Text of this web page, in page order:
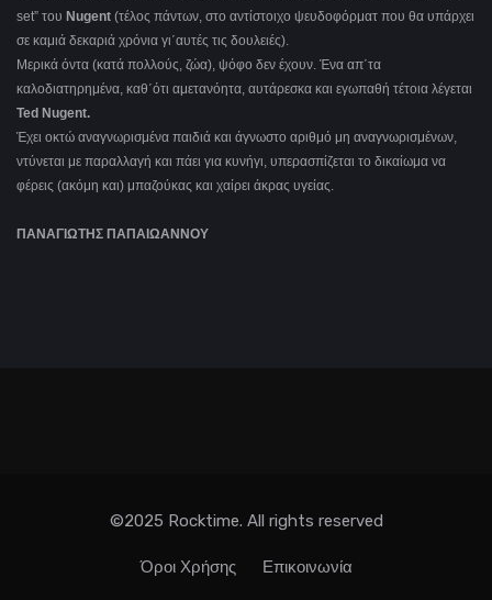
set” του Nugent (τέλος πάντων, στο αντίστοιχο ψευδοφόρματ που θα υπάρχει
σε καμιά δεκαριά χρόνια γι΄αυτές τις δουλειές).
Μερικά όντα (κατά πολλούς, ζώα), ψόφο δεν έχουν. Ένα απ΄τα
καλοδιατηρημένα, καθ΄ότι αμετανόητα, αυτάρεσκα και εγωπαθή τέτοια λέγεται
Ted Nugent.
Έχει οκτώ αναγνωρισμένα παιδιά και άγνωστο αριθμό μη αναγνωρισμένων,
ντύνεται με παραλλαγή και πάει για κυνήγι, υπερασπίζεται το δικαίωμα να
φέρεις (ακόμη και) μπαζούκας και χαίρει άκρας υγείας.
ΠΑΝΑΓΙΩΤΗΣ ΠΑΠΑΙΩΑΝΝΟΥ
©2025 Rocktime. All rights reserved
Όροι Χρήσης Επικοινωνία